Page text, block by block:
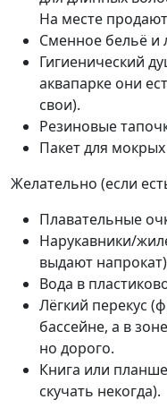
На месте
Сменное бельё и
Гигиенический
аквапарке они
свои).
Резиновые
Пакет для
Желательно (если
Плавательные
Нарукавники/
выдают
Вода в
Лёгкий перекус
бассейне, а в
но дорого.
Книга или
скучать некогда).